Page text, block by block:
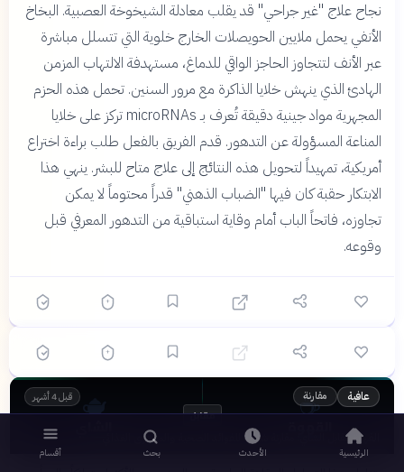
نجاح علاج "غير جراحي" قد يقلب معادلة الشيخوخة العصبية. البخاخ
الأنفي يحمل ملايين الحويصلات الخارج خلوية التي تتسلل مباشرة
عبر الأنف لتتجاوز الحاجز الواقي للدماغ، مستهدفة الالتهاب المزمن
الهادئ الذي ينهش خلايا الذاكرة مع مرور السنين. تحمل هذه الحزم
المجهرية مواد جينية دقيقة تُعرف بـ microRNAs تركز على خلايا
المناعة المسؤولة عن التدهور. قدم الفريق بالفعل طلب براءة اختراع
أمريكية، تمهيداً لتحويل هذه النتائج إلى علاج متاح للبشر. ينهي هذا
الابتكار حقبة كان فيها "الضباب الذهني" قدراً محتوماً لا يمكن
تجاوزه، فاتحاً الباب أمام وقاية استباقية من التدهور المعرفي قبل
وقوعه.
؟ دهشة اختيار متعدد
الجهاز العصبي المركزي والطرفي: التركيب الوظيفي
والأمراض العصبية الشائعة
🎯
6سؤال 🟡 متوسط ابدأ ←
عافية مقارنة قبل 4 أشهر ☕ مقابل 🫖
القهوة مقابل الشاي: مقارنة شاملة للفوائد الصحية والمحتوى الغذائي
الرئيسية الأحدث بحث أقسام